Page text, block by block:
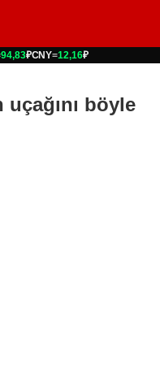
94,83₽CNY=12,16₽
uçağını böyle